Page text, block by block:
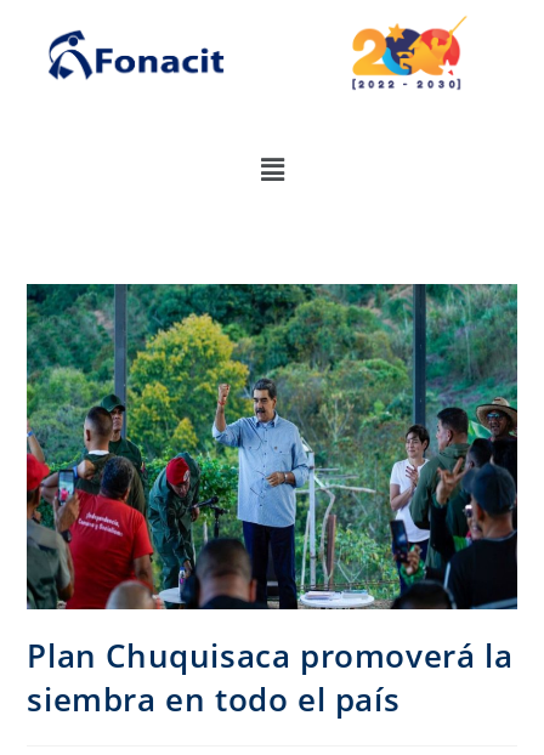
Plan Chuquisaca promoverá la
siembra en todo el país